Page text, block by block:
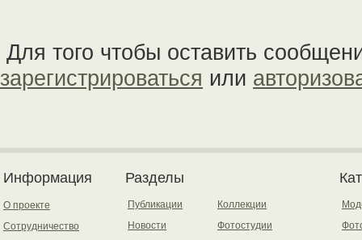
Для того чтобы оставить
зарегистрироваться или
Информация
О проекте
Сотрудничество
Разделы
Публикации
Новости
Коллекции
Фотостудии